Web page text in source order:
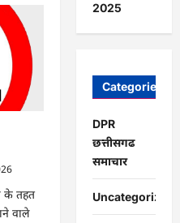
के तहत
वाले
2025
Categories
DPR
छत्तीसगढ
समाचार
Uncategorized